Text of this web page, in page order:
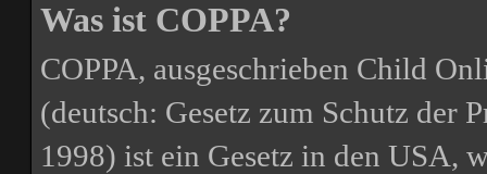
Was ist COPPA?
COPPA, ausgeschrieben Child
(deutsch: Gesetz zum Schutz der
1998) ist ein Gesetz in den USA,